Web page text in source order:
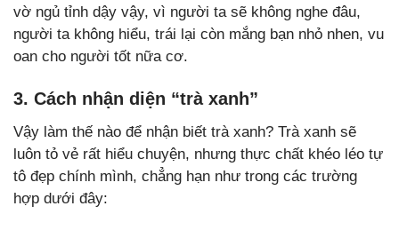
vờ ngủ tỉnh dậy vậy, vì người ta sẽ không nghe đâu,
người ta không hiểu, trái lại còn mắng bạn nhỏ nhen, vu
oan cho người tốt nữa cơ.
3. Cách nhận diện “trà xanh”
Vậy làm thế nào để nhận biết trà xanh? Trà xanh sẽ
luôn tỏ vẻ rất hiểu chuyện, nhưng thực chất khéo léo tự
tô đẹp chính mình, chẳng hạn như trong các trường
hợp dưới đây: